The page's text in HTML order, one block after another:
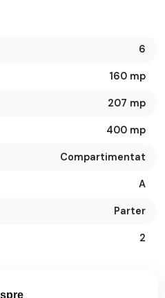
6
160 mp
207 mp
400 mp
Compartimentat
A
Parter
2